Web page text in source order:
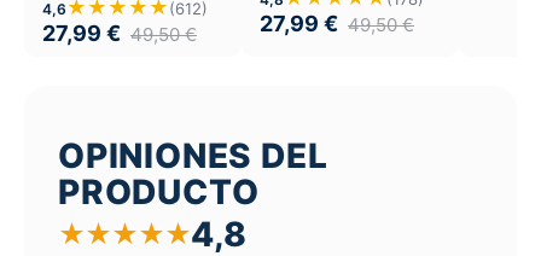
4,6 ★★★★★(612)
27,99 € 49,50€ 27,99 € 49,50€
OPINIONES DEL
PRODUCTO
★★★★★4,8